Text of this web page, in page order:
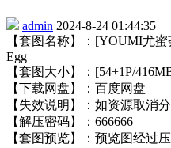
admin 2024-8-24 01:44:35
【套图名称】：[YOUMI尤
Egg
【套图大小】：[54+1P/
【下载网盘】：百度网盘
【失效说明】：如资源取消
【解压密码】：666666
【套图预览】：预览图经过